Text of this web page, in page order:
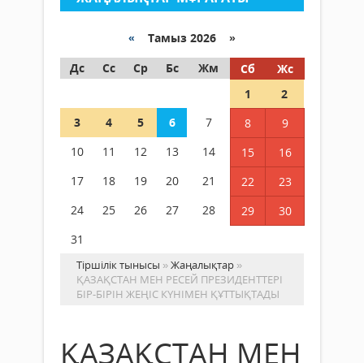
« Тамыз 2026 »
Дс
Сс Ср Бс Жм Сб
Жс
1
2
3
4 5 6 7 8
9
10
11 12 13 14 15
16
17
18 19 20 21 22
23
24
25 26 27 28 29
30
31
Тіршілік тынысы »Жаңалықтар »
ҚАЗАҚСТАН МЕН РЕСЕЙ ПРЕЗИДЕНТТЕРІ
БІР-БІРІН ЖЕҢІС КҮНІМЕН ҚҰТТЫҚТАДЫ
ҚАЗАҚСТАН МЕН